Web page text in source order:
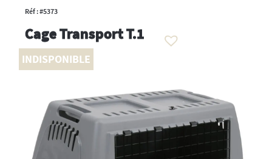
Réf : #5373
Cage Transport T.1
INDISPONIBLE